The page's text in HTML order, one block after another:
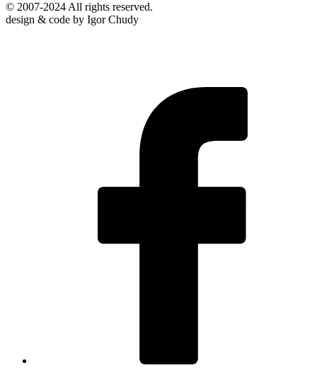
© 2007-2024 All rights reserved.
design & code by Igor Chudy